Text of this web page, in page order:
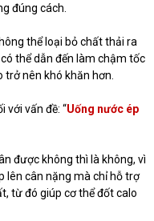
đúng cách.
thể loại bỏ chất thải ra
thể dẫn đến làm chậm tốc
nên khó khăn hơn.
với vấn đề: “Uống nước ép
được không thì là không, vì
lên cân nặng mà chỉ hỗ trợ
từ đó giúp cơ thể đốt calo